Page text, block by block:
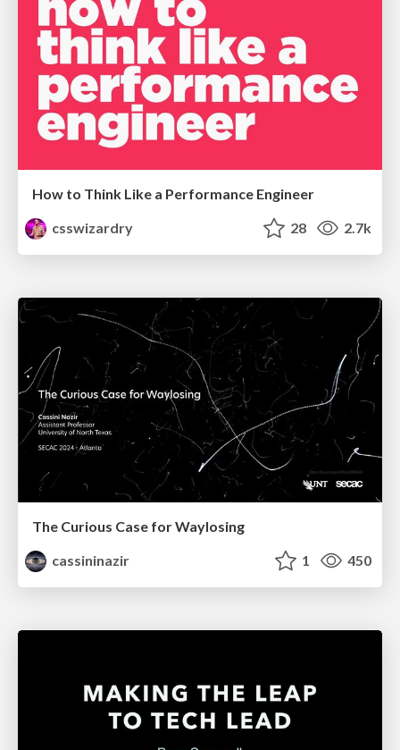
How to Think Like a Performance Engineer
csswizardry
28 2.7k
The Curious Case for Waylosing
cassininazir
1 450